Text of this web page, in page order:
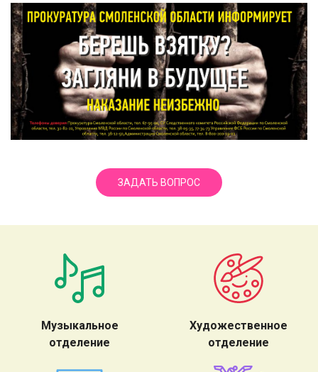
ЗАДАТЬ ВОПРОС
Музыкальное
отделение
Художественное
отделение